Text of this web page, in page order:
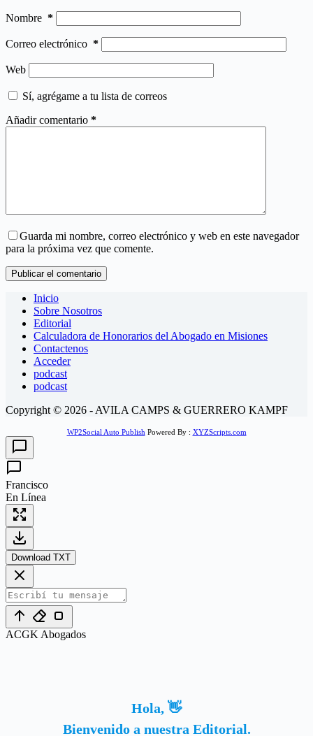
Nombre *
Correo electrónico *
Web
Sí, agrégame a tu lista de correos
Añadir comentario *
Guarda mi nombre, correo electrónico y web en este navegador
para la próxima vez que comente.
Publicar el comentario
Inicio
Sobre Nosotros
Editorial
Calculadora de Honorarios del Abogado en Misiones
Contactenos
Acceder
podcast
podcast
Copyright © 2026 - AVILA CAMPS & GUERRERO KAMPF
WP2Social Auto Publish Powered By : XYZScripts.com
Francisco
En Línea
Download TXT
ACGK Abogados
Hola, 👋
Bienvenido a nuestra Editorial.